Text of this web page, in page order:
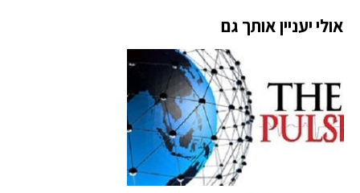
אולי יעניין אותך גם